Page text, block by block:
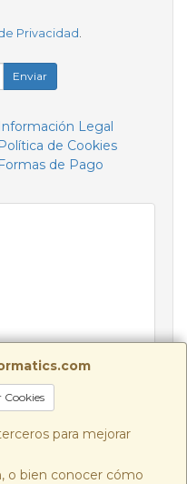
Cookies
para mejorar
o bien conocer cómo
Privacidad
Enviar
Información Legal
Política de Cookies
Formas de Pago
19:30 Sábados